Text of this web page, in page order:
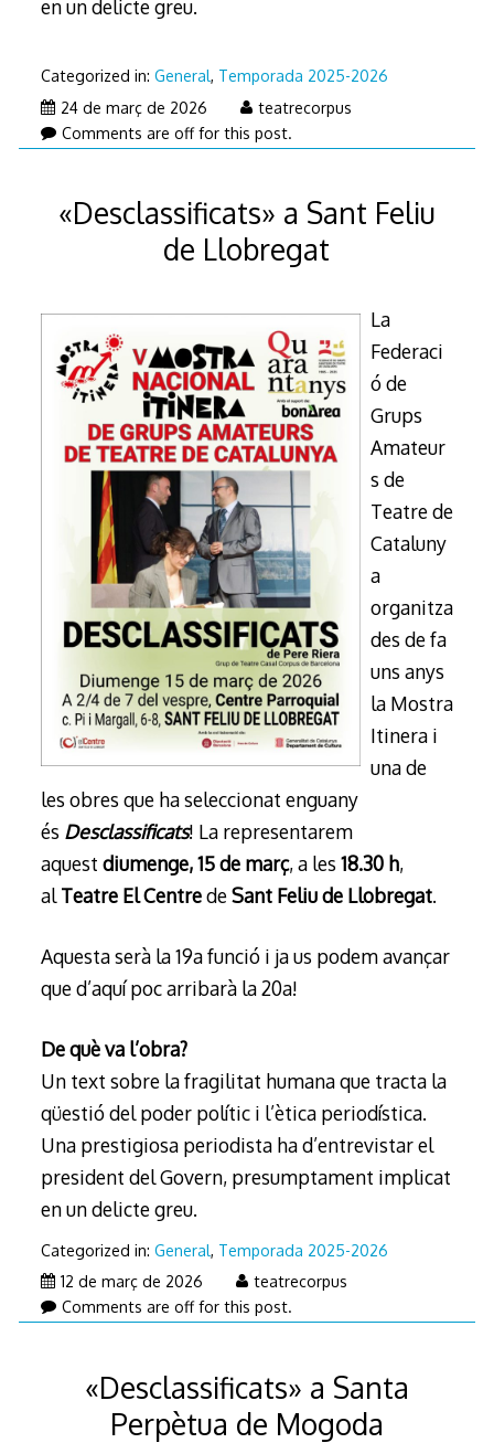
en un delicte greu.
Categorized in: General, Temporada 2025-2026
24 de març de 202626
de
2026
teatrecorpus
Comments are off for this post.
«Desclassificats» a Sant Feliu
de Llobregat
La
Federaci
ó de
Grups
Amateur
s de
Teatre de
Cataluny
a
organitza
des de fa
uns anys
la Mostra
Itinera i
una de
les obres que ha seleccionat enguany
és Desclassificats! La representarem
aquest diumenge, 15 de març, a les 18.30 h,
alTeatre El CentredeSant Feliu de Llobregat.
Aquesta serà la 19a funció i ja us podem avançar
que d’aquí poc arribarà la 20a!
De què va l’obra?
Un text sobre la fragilitat humana que tracta la
qüestió del poder polític i l’ètica periodística.
Una prestigiosa periodista ha d’entrevistar el
president del Govern, presumptament implicat
en un delicte greu.
Categorized in: General, Temporada 2025-2026
12 de març de 2026
teatrecorpus
Comments are off for this post.
«Desclassificats» a Santa
Perpètua de Mogoda